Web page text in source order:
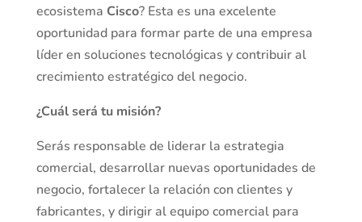
ecosistema Cisco? Esta es una excelente
oportunidad para formar parte de una empresa
líder en soluciones tecnológicas y contribuir al
crecimiento estratégico del negocio.
¿Cuál será tu misión?
Serás responsable de liderar la estrategia
comercial, desarrollar nuevas oportunidades de
negocio, fortalecer la relación con clientes y
fabricantes, y dirigir al equipo comercial para